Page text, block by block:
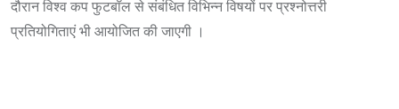
दौरान विश्व कप फुटबॉल से संबंधित विभिन्न विषयों पर प्रश्नोत्तरी
प्रतियोगिताएं भी आयोजित की जाएगी ।